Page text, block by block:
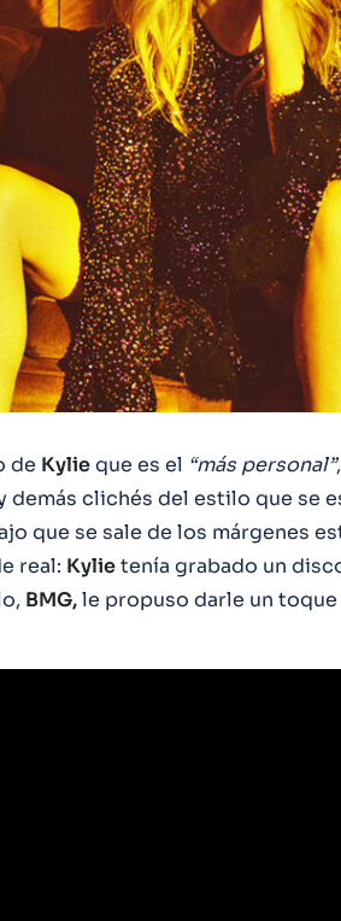
de Kylieque es el “más personal”
demás clichés del estilo que se
que se sale de los márgenes
real: Kylietenía grabado un
BMG,le propuso darle un